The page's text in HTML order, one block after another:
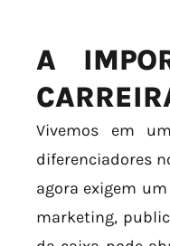
A
Vivemos em
diferenciadores
agora exigem
marketing,